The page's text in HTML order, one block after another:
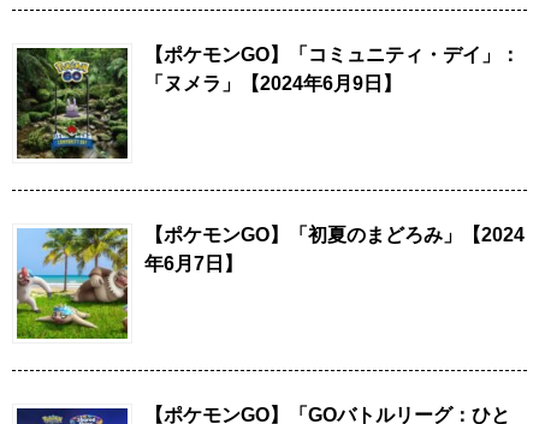
【ポケモンGO】「コミュニティ・デイ」：
「ヌメラ」【2024年6月9日】
【ポケモンGO】「初夏のまどろみ」【2024
年6月7日】
【ポケモンGO】「GOバトルリーグ：ひと